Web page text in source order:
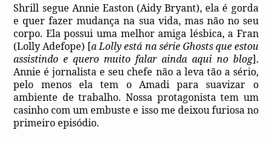
Shrill segue Annie Easton (Aidy Bryant), ela é gorda
e quer fazer mudança na sua vida, mas não no seu
corpo. Ela possui uma melhor amiga lésbica, a Fran
(Lolly Adefope) [a Lolly está na série Ghosts que estou
assistindo e quero muito falar ainda aqui no blog].
Annie é jornalista e seu chefe não a leva tão a sério,
pelo menos ela tem o Amadi para suavizar o
ambiente de trabalho. Nossa protagonista tem um
casinho com um embuste e isso me deixou furiosa no
primeiro episódio.